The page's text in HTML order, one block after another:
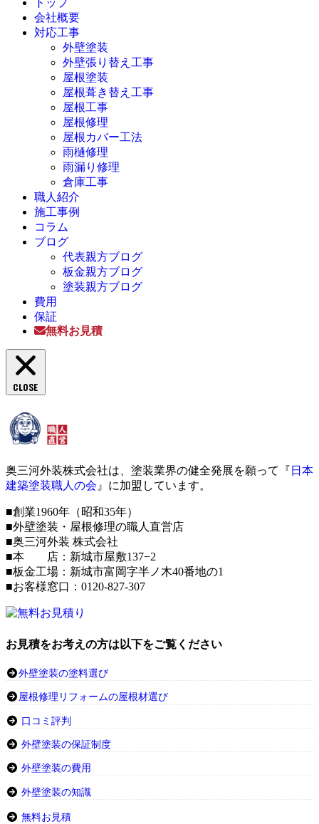
トップ
会社概要
対応工事
外壁塗装
外壁張り替え工事
屋根塗装
屋根葺き替え工事
屋根工事
屋根修理
屋根カバー工法
雨樋修理
雨漏り修理
倉庫工事
職人紹介
施工事例
コラム
ブログ
代表親方ブログ
板金親方ブログ
塗装親方ブログ
費用
保証
無料お見積
CLOSE
奥三河外装株式会社は、塗装業界の健全発展を願って『 日本
建築塗装職人の会 』に加盟しています。
■創業1960年（昭和35年）
■外壁塗装・屋根修理の職人直営店
■奥三河外装 株式会社
■本 店：新城市屋敷137−2
■板金工場：新城市富岡字半ノ木40番地の1
■お客様窓口：0120-827-307
お見積をお考えの方は以下をご覧ください
外壁塗装の塗料選び
屋根修理リフォームの屋根材選び
口コミ評判
外壁塗装の保証制度
外壁塗装の費用
外壁塗装の知識
無料お見積